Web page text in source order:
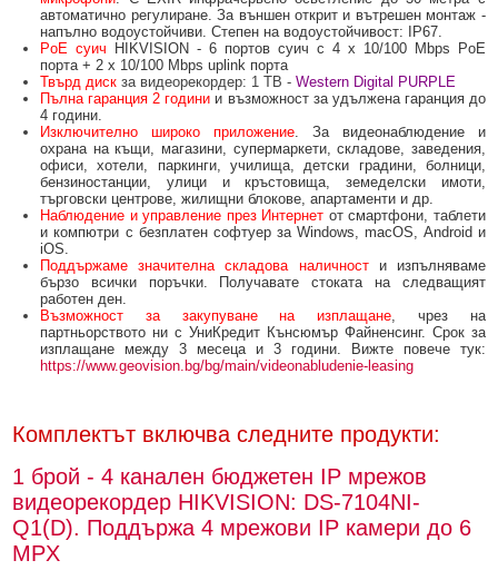
БЕЗЖИЧНИ РАЗШИРИТЕЛИ НА ОБХВАТ AJAX
БЕЗЖИЧНИ ДЕТЕКТОРИ AJAX
БЕЗЖИЧНИ ДЕТЕКТОРИ ЗА ПОЖАР, ДИМ, ТОПЛИНА И ВЪГЛЕРОДЕН
ОКСИД
БЕЗЖИЧНИ КЛАВИАТУРИ AJAX
БЕЗКОНТАКТНИ RFID КАРТИ И ЧИПОВЕ ЗА КЛАВИАТУРИ
БЕЗЖИЧНИ ДИСТАНЦИОННИ УПРАВЛЕНИЯ И БУТОНИ
БЕЗЖИЧНИ СИРЕНИ AJAX
МОДУЛИ ЗА СГРАДНА АВТОМАТИЗАЦИЯ AJAX
БЕЗЖИЧНИ ПАНЕЛИ HIKVISION AX PRO
БЕЗЖИЧНИ ДЕТЕКТОРИ ЗА HIKVISION AX PRO
БЕЗЖИЧНИ МОДУЛИ И АКСЕСОАРИ ЗА HIKVISION AX PRO
КОМПЛЕКТИ БЕЗЖИЧНИ АЛАРМЕНИ СИСТЕМИ AX PRO
КОМУНИКАЦИОННИ ШКАФОВЕ
ALFALINE, СТЕННИ/СТОЯЩИ, С ОТВАРЯЕМИ И ЗАКЛЮЧВАЩИ СЕ
СТРАНИЦИ
INTERLINE, СТОЯЩИ - НЕОТВАРЯЕМИ СТРАНИЦИ
BETALINE, СТОЯЩИ С ОТВАРЯЕМИ И ЗАКЛЮЧВАЩИ СЕ СТРАНИЦИ
АКСЕСОАРИ ЗА КОМУНИКАЦИОННИ ШКАФОВЕ
УПОТРЕБЯВАНА ТЕХНИКА
автоматично регулиране. За външен открит и вътрешен монтаж -
напълно водоустойчиви. Степен на водоустойчивост: IP67.
PoE суич HIKVISION - 6 портов суич с 4 x 10/100 Mbps PoE
порта + 2 x 10/100 Mbps uplink порта
Твърд диск за видеорекордер: 1 TB -Western Digital PURPLE
Пълна гаранция 2 години и възможност за удължена гаранция до
4 години.
Изключително широко приложение. За видеонаблюдение и
охрана на къщи, магазини, супермаркети, складове, заведения,
офиси, хотели, паркинги, училища, детски градини, болници,
бензиностанции, улици и кръстовища, земеделски имоти,
търговски центрове, жилищни блокове, апартаменти и др.
Наблюдение и управление през Интернет от смартфони, таблети
и компютри с безплатен софтуер за Windows, macOS, Android и
iOS.
Поддържаме значителна складова наличности изпълняваме
бързо всички поръчки. Получавате стоката на следващият
работен ден.
Възможност за закупуване на изплащане, чрез на
партньорството ни с УниКредит Кънсюмър Файненсинг. Срок за
изплащане между 3 месеца и 3 години. Вижте повече тук:
https://www.geovision.bg/bg/main/videonabludenie-leasing
Комплектът включва следните продукти:
1 брой - 4 канален бюджетен IP мрежов
видеорекордер HIKVISION: DS-7104NI-
Q1(D). Поддържа 4 мрежови IP камери до 6
MPX